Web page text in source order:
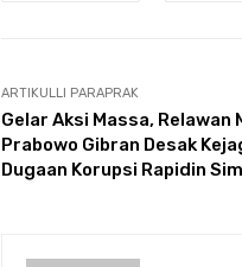
ARTIKULLI PARAPRAK
Gelar Aksi Massa,
Prabowo Gibran Desak
Dugaan Korupsi Rapidin